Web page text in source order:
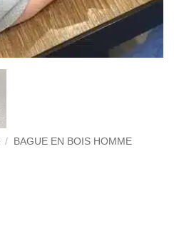
/ BAGUE EN BOIS HOMME